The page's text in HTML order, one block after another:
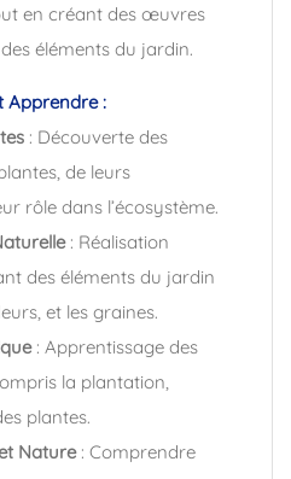
en créant des œuvres
éléments du jardin.
Apprendre :
: Découverte des
de leurs
rôle dans l’écosystème.
: Réalisation
des éléments du jardin
et les graines.
: Apprentissage des
la plantation,
plantes.
Nature: Comprendre